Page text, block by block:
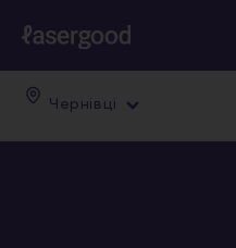
Чернівці